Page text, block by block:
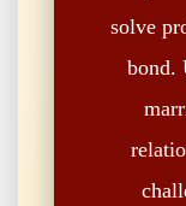
solve
bond.